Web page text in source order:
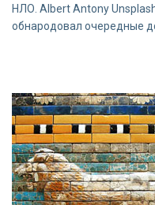
НЛО. Albert Antony
обнародовал очередные